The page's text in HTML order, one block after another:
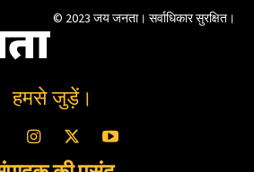
© 2023 जय जनता। सर्वाधिकार सुरक्षित।
हमसे जुड़ें।